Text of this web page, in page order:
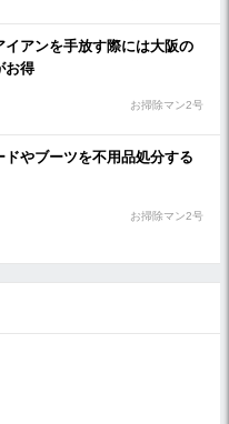
イアンを手放す際には大阪の
お得
お掃除マン2号
ドやブーツを不用品処分する
お掃除マン2号